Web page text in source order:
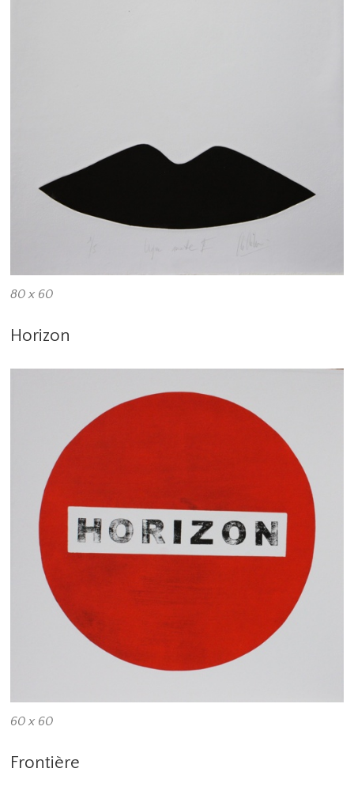
80 x 60
Horizon
60 x 60
Frontière